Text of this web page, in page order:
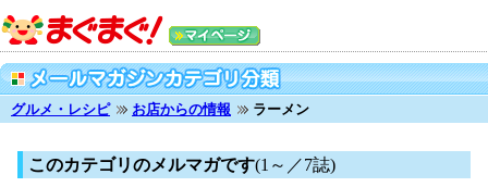
グルメ・レシピ お店からの情報 ラーメン
このカテゴリのメルマガです(1～／7誌)